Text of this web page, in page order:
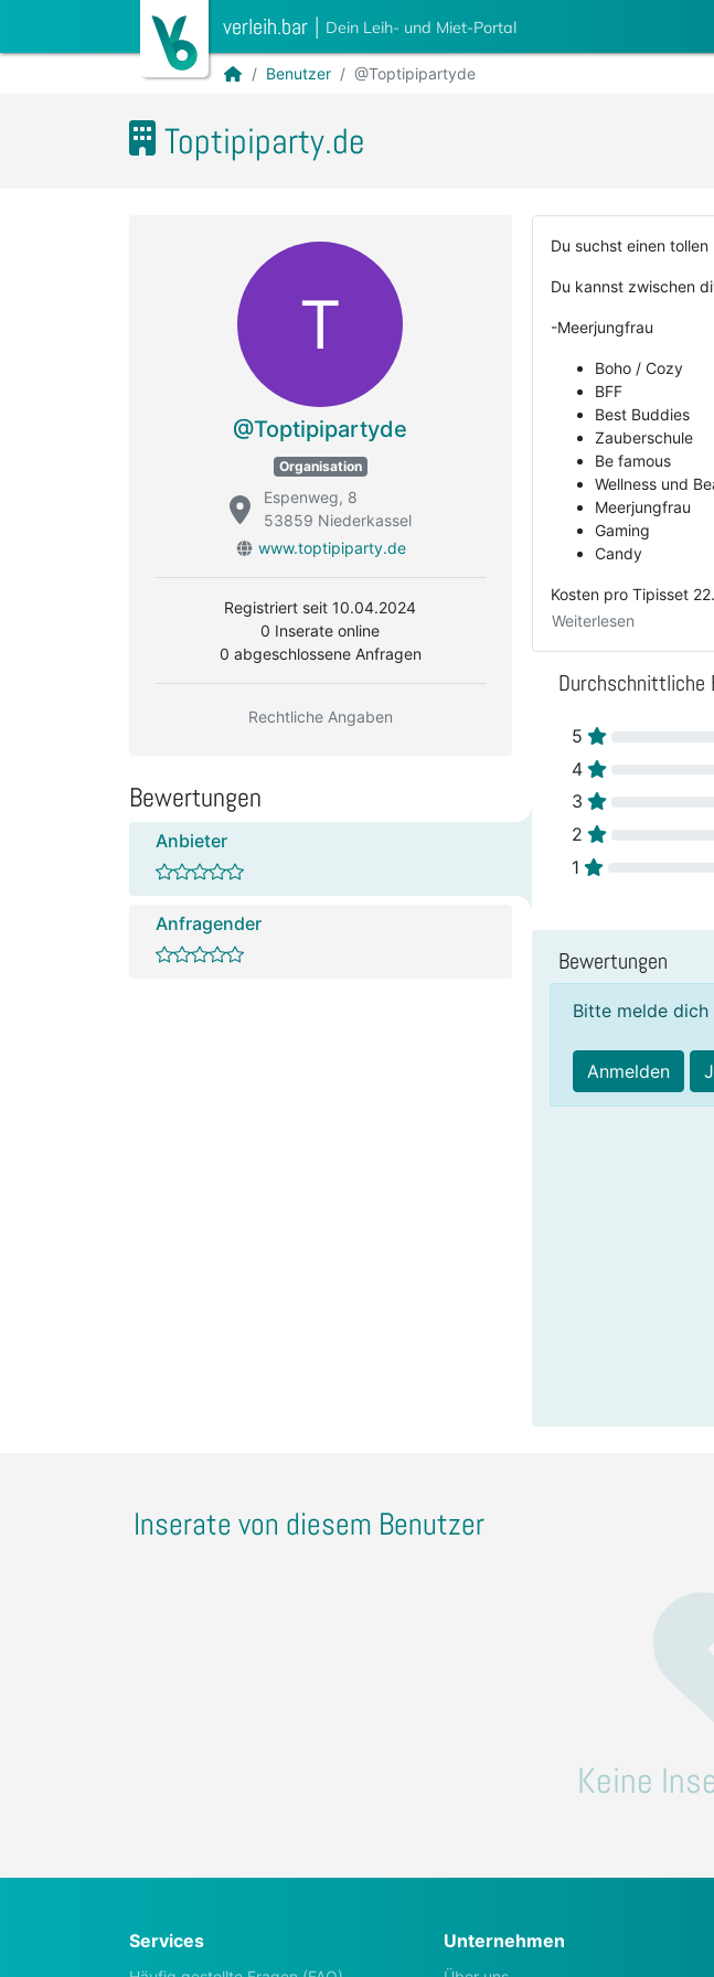
verleih.bar | Dein Leih- und Miet-Portal
Benutzer @Toptipipartyde
Toptipiparty.de
T
@Toptipipartyde
Organisation
Espenweg, 8
53859 Niederkassel
www.toptipiparty.de
Registriert seit 10.04.2024
0 Inserate online
0 abgeschlossene Anfragen
Rechtliche Angaben
Bewertungen
Anbieter
Anfragender
Du suchst einen
Du kannst zwischen
-Meerjungfrau
Boho / Cozy
BFF
Best Buddies
Zauberschule
Be famous
Wellness und
Meerjungfrau
Gaming
Candy
Kosten pro Tipisset
Weiterlesen
Durchschnittliche
5
4
3
2
1
Bewertungen
Bitte melde dich
Anmelden
Inserate von diesem Benutzer
Keine
Services Unternehmen